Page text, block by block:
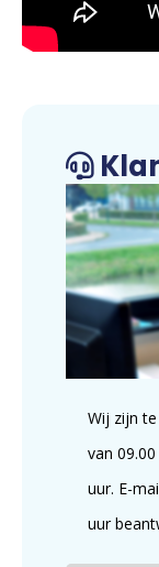
Wij zijn
van
uur. E-
uur